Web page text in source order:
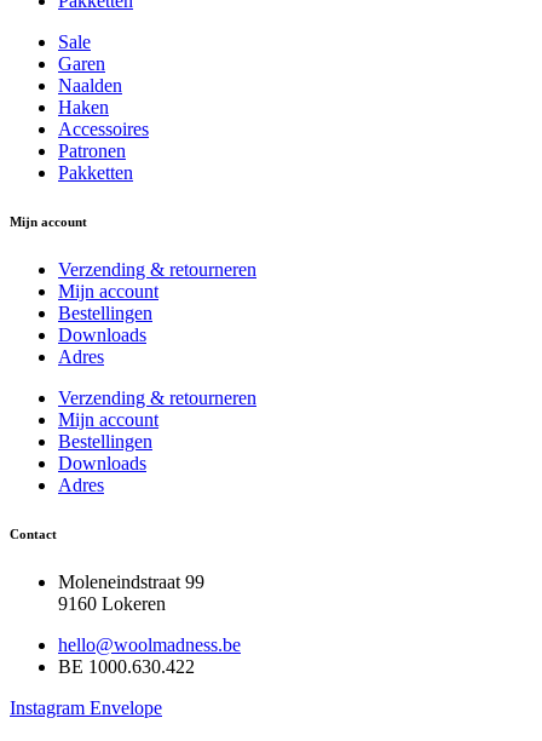
Sale
Garen
Naalden
Haken
Accessoires
Patronen
Pakketten
Mijn account
Verzending & retourneren
Mijn account
Bestellingen
Downloads
Adres
Verzending & retourneren
Mijn account
Bestellingen
Downloads
Adres
Contact
Moleneindstraat 99
9160 Lokeren
hello@woolmadness.be
BE 1000.630.422
Instagram Envelope